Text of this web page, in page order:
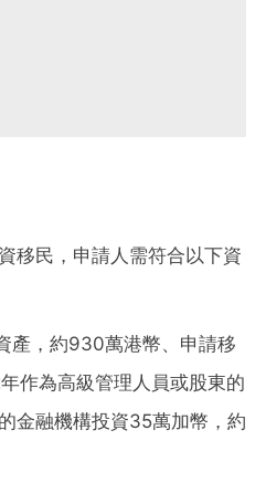
移民，申請人需符合以下資
產，約930萬港幣、申請移
作為高級管理人員或股東的
金融機構投資35萬加幣，約